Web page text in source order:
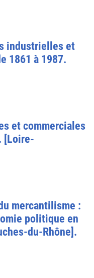
industrielles et
1861 à 1987.
et commerciales
[Loire-
mercantilisme :
politique en
du-Rhône].